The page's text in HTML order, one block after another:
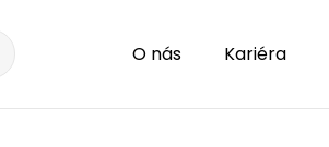
O nás Kariéra